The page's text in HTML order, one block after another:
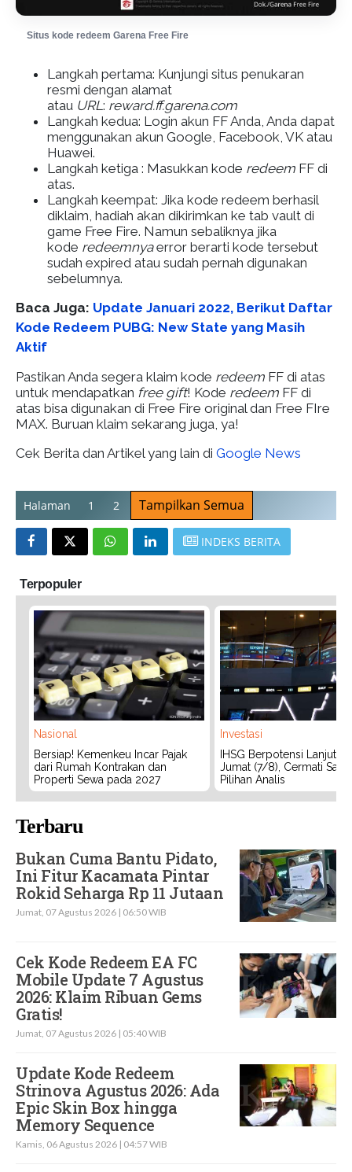
Situs kode redeem Garena Free Fire
Langkah pertama: Kunjungi situs penukaran
resmi dengan alamat
atau URL : reward.ff.garena.com
Langkah kedua: Login akun FF Anda, Anda dapat
menggunakan akun Google, Facebook, VK atau
Huawei.
Langkah ketiga : Masukkan kode redeem FF di
atas.
Langkah keempat: Jika kode redeem berhasil
diklaim, hadiah akan dikirimkan ke tab vault di
game Free Fire. Namun sebaliknya jika
kode redeemnyaerror berarti kode tersebut
sudah expired atau sudah pernah digunakan
sebelumnya.
Baca Juga: Update Januari 2022, Berikut Daftar
Kode Redeem PUBG: New State yang Masih
Aktif
Pastikan Anda segera klaim kode redeem FF di atas
untuk mendapatkan free gift! Kode redeem FF di
atas bisa digunakan di Free Fire original dan Free FIre
MAX. Buruan klaim sekarang juga, ya!
Cek Berita dan Artikel yang lain di Google News
Halaman 1 2 Tampilkan Semua
INDEKS BERITA
Terpopuler
Nasional
Bersiap! Kemenkeu Incar Pajak
dari Rumah Kontrakan dan
Properti Sewa pada 2027
Investasi
IHSG Berpotensi Lanjut
Jumat (7/8), Cermati
Pilihan Analis
Terbaru
Bukan Cuma Bantu Pidato,
Ini Fitur Kacamata Pintar
Rokid Seharga Rp 11 Jutaan
Jumat, 07 Agustus 2026 | 06:50 WIB
Cek Kode Redeem EA FC
Mobile Update 7 Agustus
2026: Klaim Ribuan Gems
Gratis!
Jumat, 07 Agustus 2026 | 05:40 WIB
Update Kode Redeem
Strinova Agustus 2026: Ada
Epic Skin Box hingga
Memory Sequence
Kamis, 06 Agustus 2026 | 04:57 WIB